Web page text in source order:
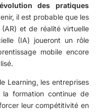
évolution des pratiques
il est probable que les
et de réalité virtuelle
(IA) joueront un rôle
mobile encore
Learning, les entreprises
la formation continue de
leur compétitivité en